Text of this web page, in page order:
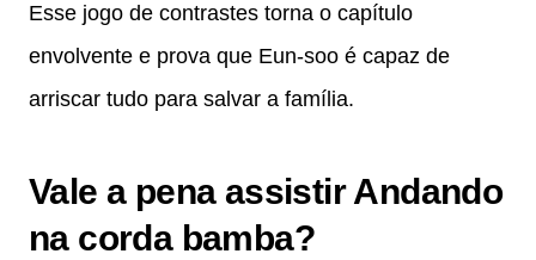
Esse jogo de contrastes torna o capítulo
envolvente e prova que Eun-soo é capaz de
arriscar tudo para salvar a família.
Vale a pena assistir Andando
na corda bamba?